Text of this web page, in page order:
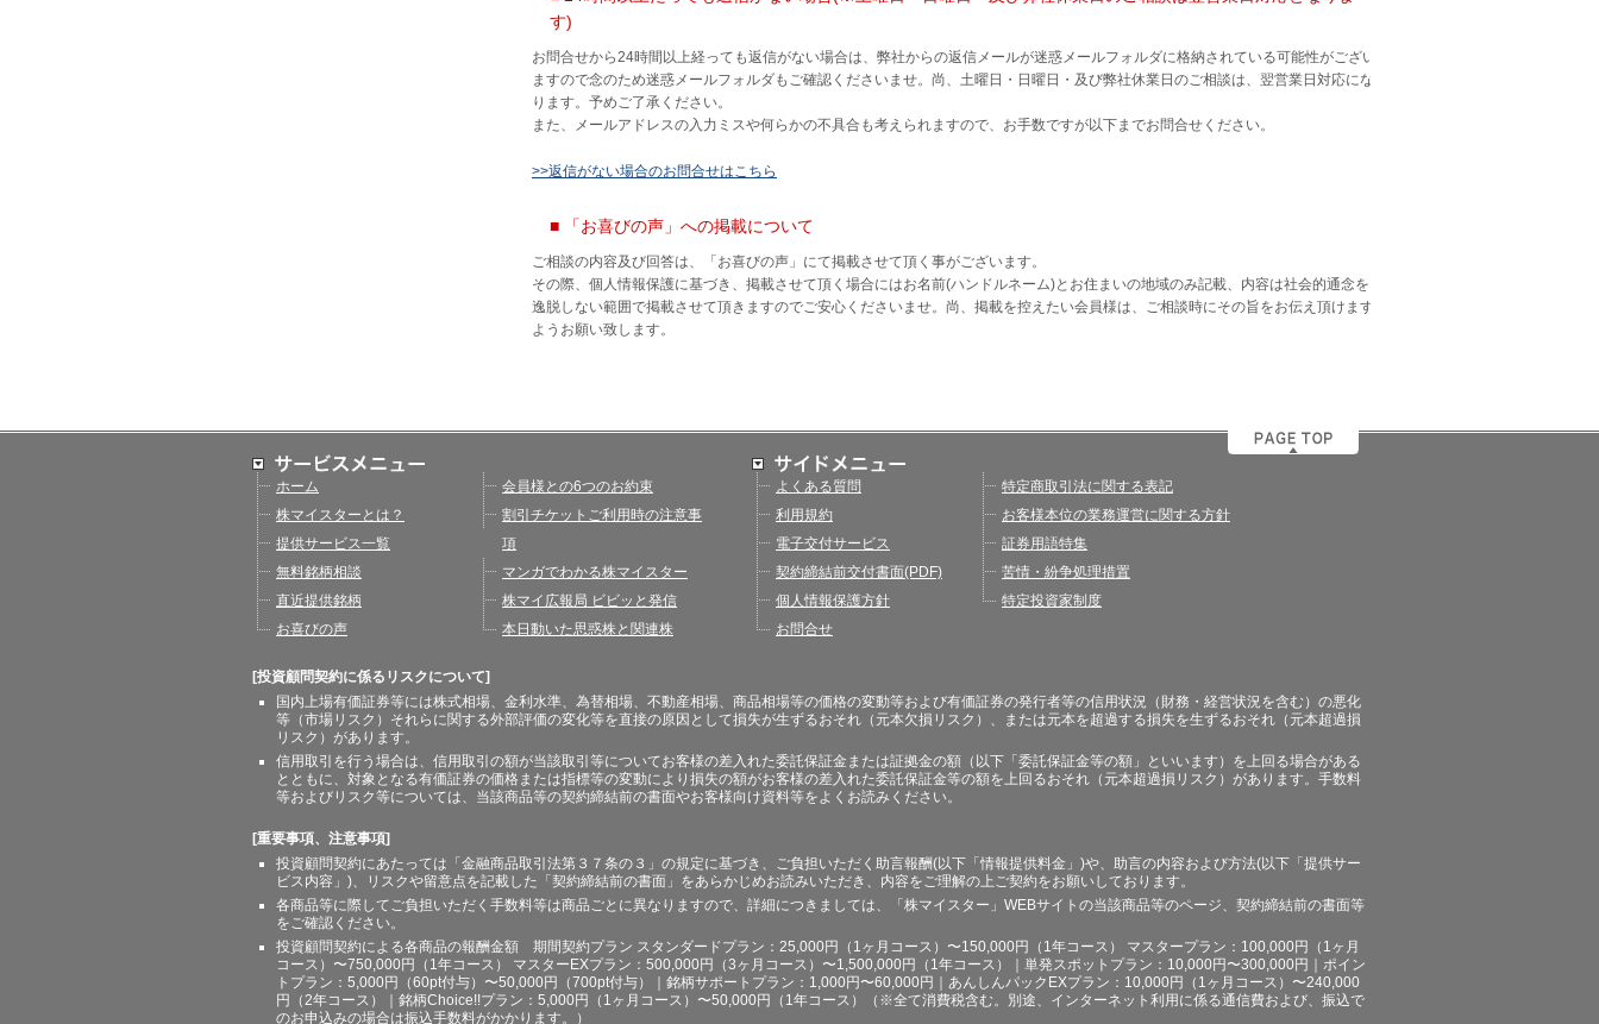
ご確認ください
■ 24時間以上たっても返信がない場合(※土曜日・日曜日・及び弊社休業日のご相談は翌営業日対応となりま
す)
お問合せから24時間以上経っても返信がない場合は、弊社からの返信メールが迷惑メールフォルダに格納されている可能性がござい
ますので念のため迷惑メールフォルダもご確認くださいませ。尚、土曜日・日曜日・及び弊社休業日のご相談は、翌営業日対応にな
また、メールアドレスの入力ミスや何らかの不具合も考えられますので、お手数ですが以下までお問合せください。
>>返信がない場合のお問合せはこちら
■ 「お喜びの声」への掲載について
ご相談の内容及び回答は、「お喜びの声」にて掲載させて頂く事がございます。
その際、個人情報保護に基づき、掲載させて頂く場合にはお名前(ハンドルネーム)とお住まいの地域のみ記載、内容は社会的通念を
ホーム
株マイスターとは？
提供サービス一覧
無料銘柄相談
お喜びの声
会員様との6つのお約束
割引チケットご利用時の注意事
項
マンガでわかる株マイスター
よくある質問
利用規約
電子交付サービス
契約締結前交付書面(PDF)
特定商取引法に関する表記
お客様本位の業務運営に関する方針
証券用語特集
[投資顧問契約に係るリスクについて]
国内上場有価証券等には株式相場、金利水準、為替相場、不動産相場、商品相場等の価格の変動等および有価証券の発行者等の信用状況（財務・経営状況を含む）の悪化
等（市場リスク）それらに関する外部評価の変化等を直接の原因として損失が生ずるおそれ（元本欠損リスク）、または元本を超過する損失を生ずるおそれ（元本超過損
リスク）があります。
とともに、対象となる有価証券の価格または指標等の変動により損失の額がお客様の差入れた委託保証金等の額を上回るおそれ（元本超過損リスク）があります。手数料
等およびリスク等については、当該商品等の契約締結前の書面やお客様向け資料等をよくお読みください。
[重要事項、注意事項]
投資顧問契約にあたっては「金融商品取引法第３７条の３」の規定に基づき、ご負担いただく助言報酬(以下「情報提供料金」)や、助言の内容および方法(以下「提供サー
ビス内容」)、リスクや留意点を記載した「契約締結前の書面」をあらかじめお読みいただき、内容をご理解の上ご契約をお願いしております。
各商品等に際してご負担いただく手数料等は商品ごとに異なりますので、詳細につきましては、「株マイスター」WEBサイトの当該商品等のページ、契約締結前の書面等
をご確認ください。
投資顧問契約による各商品の報酬金額 期間契約プラン スタンダードプラン：25,000円（1ヶ月コース）〜150,000円（1年コース） マスタープラン：100,000円（1ヶ月
コース）〜750,000円（1年コース） マスターEXプラン：500,000円（3ヶ月コース）〜1,500,000円（1年コース）｜単発スポットプラン：10,000円〜300,000円｜ポイン